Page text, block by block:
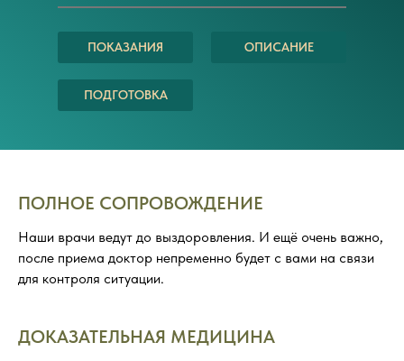
ПОКАЗАНИЯ ОПИСАНИЕ
ПОДГОТОВКА
ПОЛНОЕ СОПРОВОЖДЕНИЕ
Наши врачи ведут до выздоровления. И ещё очень важно,
после приема доктор непременно будет с вами на связи
для контроля ситуации.
ДОКАЗАТЕЛЬНАЯ МЕДИЦИНА